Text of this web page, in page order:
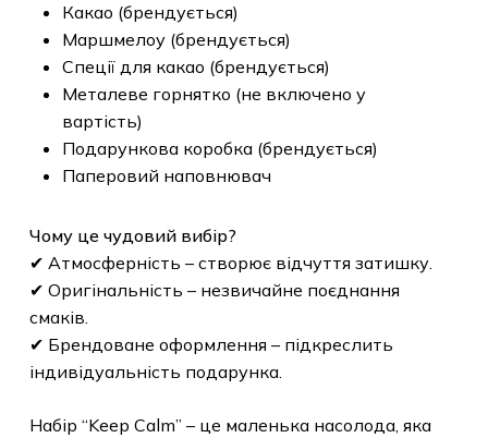
Какао (брендується)
Маршмелоу (брендується)
Спеції для какао (брендується)
Металеве горнятко (не включено у
вартість)
Подарункова коробка (брендується)
Паперовий наповнювач
Чому це чудовий вибір?
✔ Атмосферність – створює відчуття затишку.
✔ Оригінальність – незвичайне поєднання
смаків.
✔ Брендоване оформлення – підкреслить
індивідуальність подарунка.
Набір “Keep Calm” – це маленька насолода, яка